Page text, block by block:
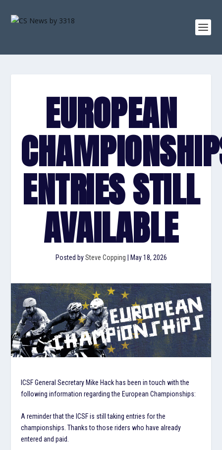
EUROPEAN
ENTRIES STILL
AVAILABLE
Posted bySteve Copping May 18, 2026
ICSF General Secretary Mike Hack has been in touch with the
following information regarding the European Championships:
A reminder that the ICSF is still taking entries for the
championships. Thanks to those riders who have already
entered and paid.